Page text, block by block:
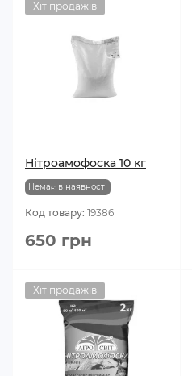
Хіт продажів
Нітроамофоска 10 кг
Немає в наявності
Код товару: 19386
650 грн
Хіт продажів